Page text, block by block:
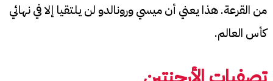
من القرعة. هذا يعني أن ميسي ورونالدو لن يلتقيا إلا في نهائي
كأس العالم.